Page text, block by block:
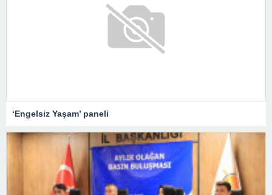
‘Engelsiz Yaşam’ paneli